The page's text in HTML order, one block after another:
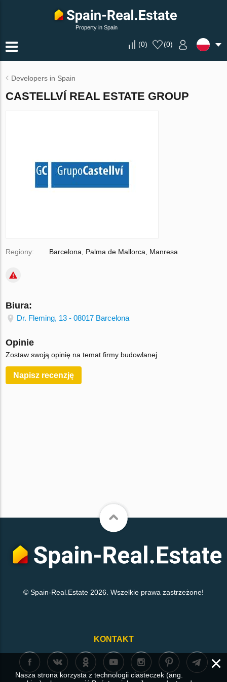
Property in Spain
(0) (0)
Developers in Spain
CASTELLVÍ REAL ESTATE GROUP
Regiony: Barcelona, Palma de Mallorca, Manresa
Biura:
Dr. Fleming, 13 - 08017 Barcelona
Opinie
Zostaw swoją opinię na temat firmy budowlanej
Napisz recenzję
© Spain-Real.Estate 2026. Wszelkie prawa zastrzeżone!
KONTAKT
×
Nasza strona korzysta z technologii ciasteczek (ang.